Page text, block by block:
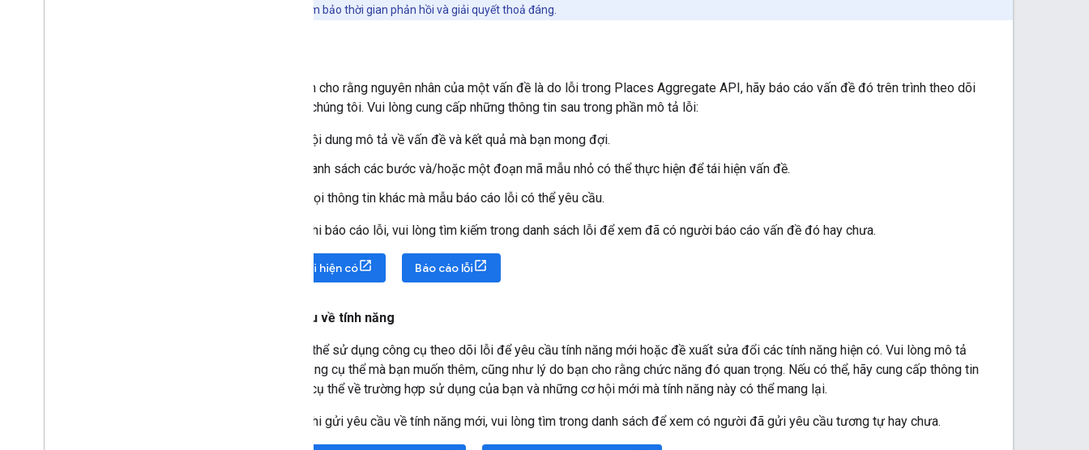
Điều này sẽ đảm bảo thời gian phản hồi và giải quyết thoả đáng.
Nếu bạn cho rằng nguyên nhân của một vấn đề là do lỗi trong Places Aggregate API, hãy báo cáo vấn đề đó trên trình theo dõi
lỗi của chúng tôi. Vui lòng cung cấp những thông tin sau trong phần mô tả lỗi:
Nội dung mô tả về vấn đề và kết quả mà bạn mong đợi.
Danh sách các bước và/hoặc một đoạn mã mẫu nhỏ có thể thực hiện để tái hiện vấn đề.
Mọi thông tin khác mà mẫu báo cáo lỗi có thể yêu cầu.
Trước khi báo cáo lỗi, vui lòng tìm kiếm trong danh sách lỗi để xem đã có người báo cáo vấn đề đó hay chưa.
Tìm lỗi hiện có Báo cáo lỗi
Yêu cầu về tính năng
Bạn có thể sử dụng công cụ theo dõi lỗi để yêu cầu tính năng mới hoặc đề xuất sửa đổi các tính năng hiện có. Vui lòng mô tả
chức năng cụ thể mà bạn muốn thêm, cũng như lý do bạn cho rằng chức năng đó quan trọng. Nếu có thể, hãy cung cấp thông tin
chi tiết cụ thể về trường hợp sử dụng của bạn và những cơ hội mới mà tính năng này có thể mang lại.
Trước khi gửi yêu cầu về tính năng mới, vui lòng tìm trong danh sách để xem có người đã gửi yêu cầu tương tự hay chưa.